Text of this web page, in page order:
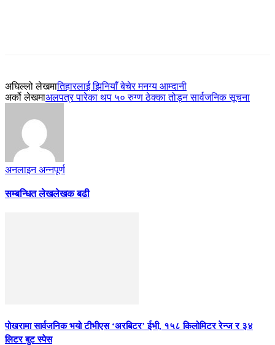
अघिल्लो लेखमातिहारलाई झिनियाँ बेचेर मनग्य आम्दानी
अर्को लेखमाअलपत्र पारेका थप ५० रुग्ण ठेक्का तोड्न सार्वजनिक सूचना
अनलाइन अन्नपूर्ण
सम्बन्धित लेखलेखक बढी
पोखरामा सार्वजनिक भयो टीभीएस ‘अरबिटर’ ईभी, १५८ किलोमिटर रेन्ज र ३४
लिटर बुट स्पेस